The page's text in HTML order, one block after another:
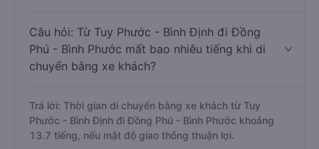
Câu hỏi: Từ Tuy Phước - Bình Định đi Đồng
Phú - Bình Phước mất bao nhiêu tiếng khi di
chuyển bằng xe khách?
Trả lời: Thời gian di chuyển bằng xe khách từ Tuy
Phước - Bình Định đi Đồng Phú - Bình Phước khoảng
13.7 tiếng, nếu mật độ giao thông thuận lợi.